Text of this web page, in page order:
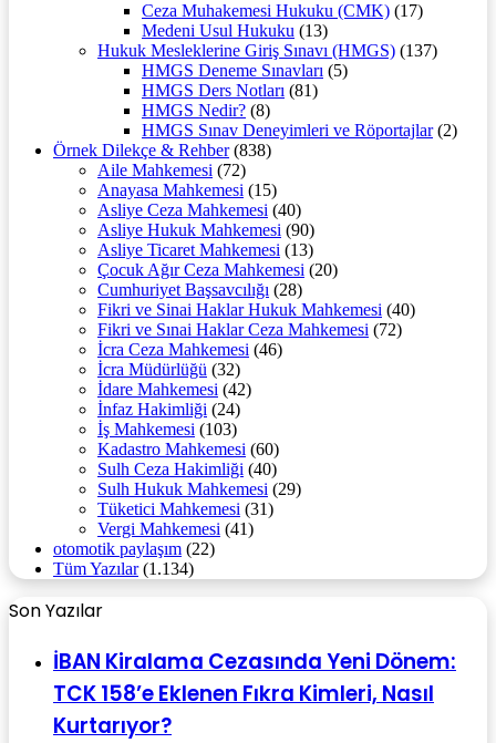
Ceza Muhakemesi Hukuku (CMK) (17)
Medeni Usul Hukuku (13)
Hukuk Mesleklerine Giriş Sınavı (HMGS) (137)
HMGS Deneme Sınavları (5)
HMGS Ders Notları (81)
HMGS Nedir? (8)
HMGS Sınav Deneyimleri ve Röportajlar(2)
Örnek Dilekçe & Rehber(838)
Aile Mahkemesi (72)
Anayasa Mahkemesi (15)
Asliye Ceza Mahkemesi (40)
Asliye Hukuk Mahkemesi (90)
Asliye Ticaret Mahkemesi (13)
Çocuk Ağır Ceza Mahkemesi (20)
Cumhuriyet Başsavcılığı (28)
Fikri ve Sinai Haklar Hukuk Mahkemesi (40)
Fikri ve Sınai Haklar Ceza Mahkemesi (72)
İcra Ceza Mahkemesi (46)
İcra Müdürlüğü (32)
İdare Mahkemesi (42)
İnfaz Hakimliği (24)
İş Mahkemesi (103)
Kadastro Mahkemesi (60)
Sulh Ceza Hakimliği (40)
Sulh Hukuk Mahkemesi (29)
Tüketici Mahkemesi (31)
Vergi Mahkemesi (41)
otomotik paylaşım (22)
Tüm Yazılar(1.134)
Son Yazılar
İBAN Kiralama Cezasında Yeni Dönem:
TCK 158’e Eklenen Fıkra Kimleri, Nasıl
Kurtarıyor?